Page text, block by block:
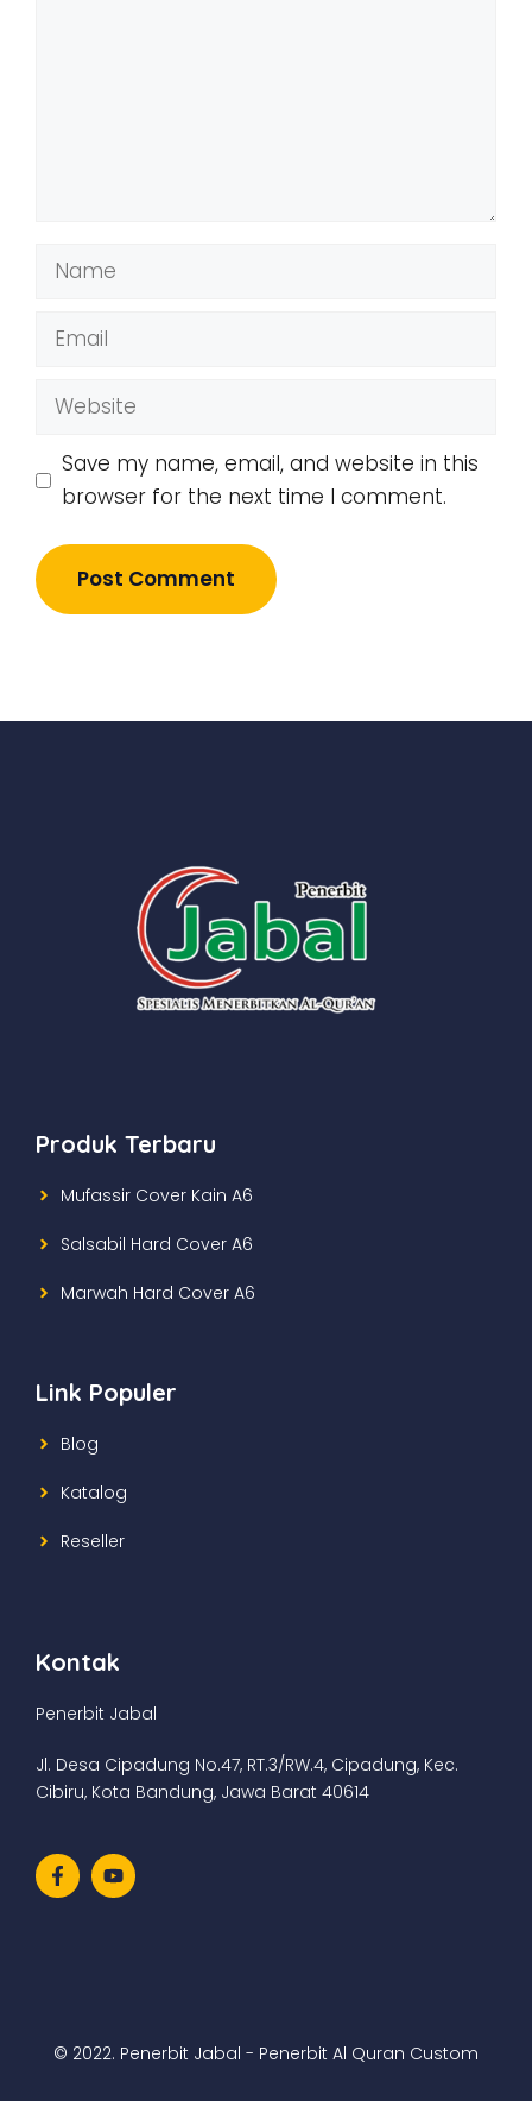
Name
Email
Website
Save my name, email, and website in this
browser for the next time I comment.
Produk Terbaru
Mufassir Cover Kain A6
Salsabil Hard Cover A6
Marwah Hard Cover A6
Link Populer
Blog
Katalog
Reseller
Kontak
Penerbit Jabal
Jl. Desa Cipadung No.47, RT.3/RW.4, Cipadung, Kec.
Cibiru, Kota Bandung, Jawa Barat 40614
© 2022. Penerbit Jabal - Penerbit Al Quran Custom